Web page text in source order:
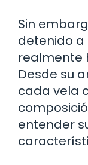
Sin
detenido a
realmente
Desde su
cada vela
entender